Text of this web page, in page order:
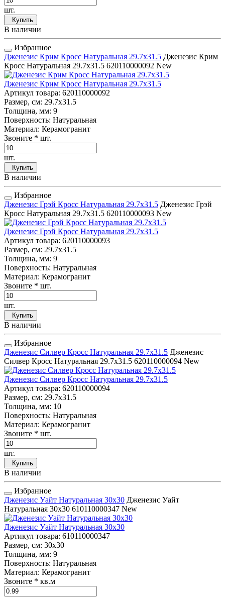
шт.
Купить
В наличии
Избранное
Дженезис Крим Кросс Натуральная 29.7x31.5 Дженезис Крим
Кросс Натуральная 29.7x31.5 620110000092 New
Дженезис Крим Кросс Натуральная 29.7x31.5
Артикул товара: 620110000092
Размер, см: 29.7x31.5
Толщина, мм: 9
Поверхность: Натуральная
Материал: Керамогранит
Звоните * шт.
шт.
Купить
В наличии
Избранное
Дженезис Грэй Кросс Натуральная 29.7x31.5 Дженезис Грэй
Кросс Натуральная 29.7x31.5 620110000093 New
Дженезис Грэй Кросс Натуральная 29.7x31.5
Артикул товара: 620110000093
Размер, см: 29.7x31.5
Толщина, мм: 9
Поверхность: Натуральная
Материал: Керамогранит
Звоните * шт.
шт.
Купить
В наличии
Избранное
Дженезис Силвер Кросс Натуральная 29.7x31.5 Дженезис
Силвер Кросс Натуральная 29.7x31.5 620110000094 New
Дженезис Силвер Кросс Натуральная 29.7x31.5
Артикул товара: 620110000094
Размер, см: 29.7x31.5
Толщина, мм: 10
Поверхность: Натуральная
Материал: Керамогранит
Звоните * шт.
шт.
Купить
В наличии
Избранное
Дженезис Уайт Натуральная 30x30 Дженезис Уайт
Натуральная 30x30 610110000347 New
Дженезис Уайт Натуральная 30x30
Артикул товара: 610110000347
Размер, см: 30x30
Толщина, мм: 9
Поверхность: Натуральная
Материал: Керамогранит
Звоните * кв.м